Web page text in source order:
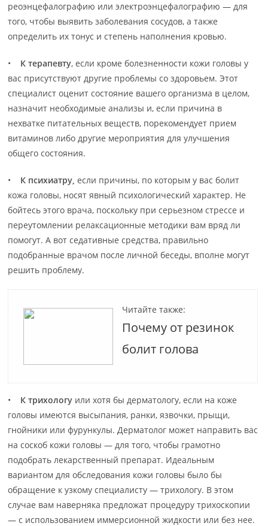
реоэнцефалографию или электроэнцефалографию — для
того, чтобы выявить заболевания сосудов, а также
определить их тонус и степень наполнения кровью.
• К терапевту, если кроме болезненности кожи головы у
вас присутствуют другие проблемы со здоровьем. Этот
специалист оценит состояние вашего организма в целом,
назначит необходимые анализы и, если причина в
нехватке питательных веществ, порекомендует прием
витаминов либо другие мероприятия для улучшения
общего состояния.
• К психиатру, если причины, по которым у вас болит
кожа головы, носят явный психологический характер. Не
бойтесь этого врача, поскольку при серьезном стрессе и
переутомлении релаксационные методики вам вряд ли
помогут. А вот седативные средства, правильно
подобранные врачом после личной беседы, вполне могут
решить проблему.
Читайте также:
Почему от резинок
болит голова
• К трихологу или хотя бы дерматологу, если на коже
головы имеются высыпания, ранки, язвочки, прыщи,
гнойники или фурункулы. Дерматолог может направить вас
на соскоб кожи головы — для того, чтобы грамотно
подобрать лекарственный препарат. Идеальным
вариантом для обследования кожи головы было бы
обращение к узкому специалисту — трихологу. В этом
случае вам наверняка предложат процедуру трихоскопии
— с использованием иммерсионной жидкости или без нее.